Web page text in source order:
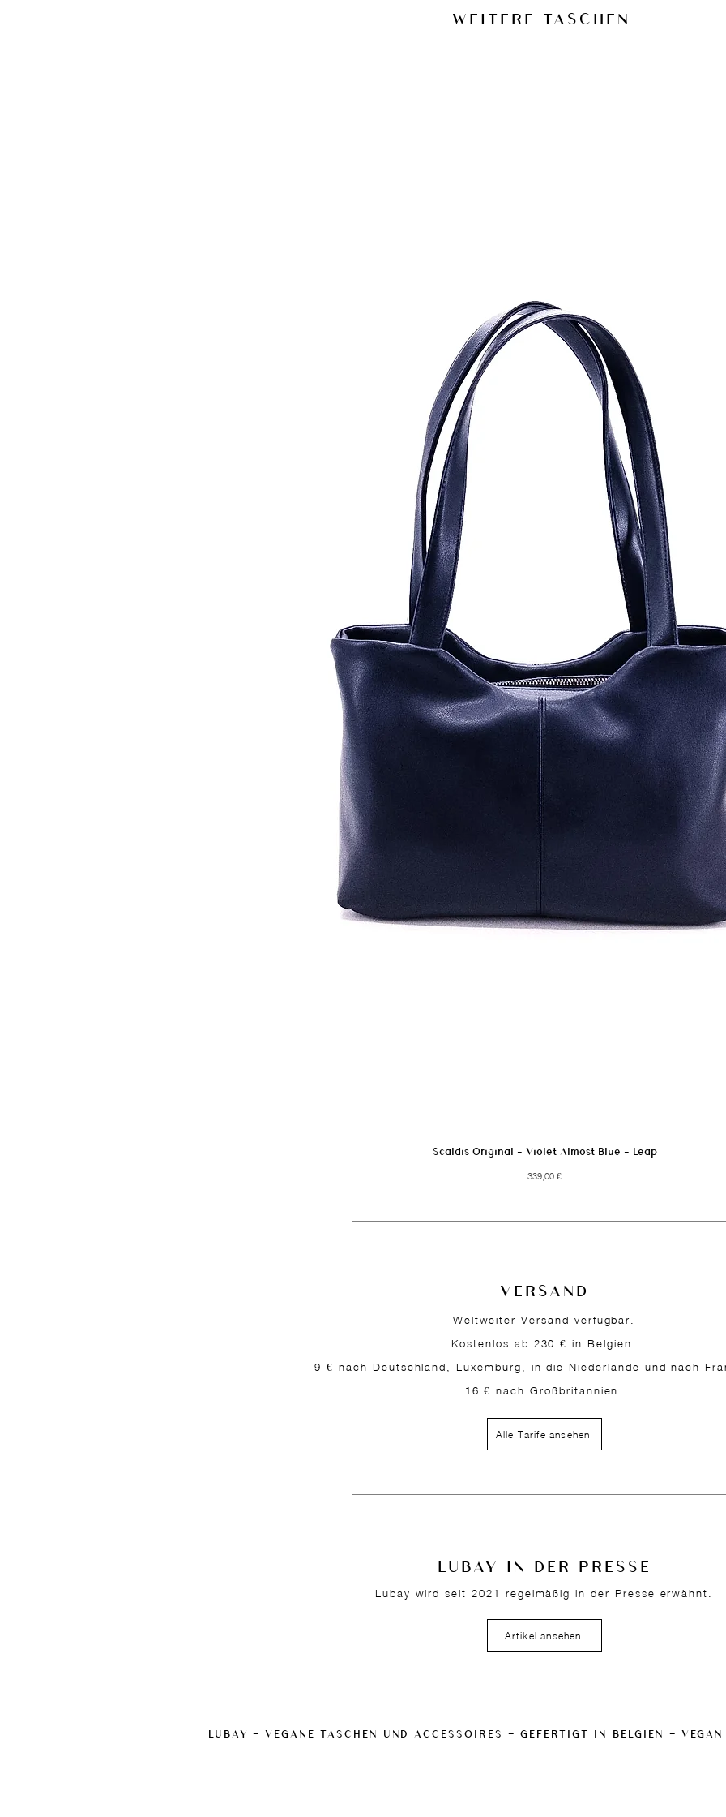
WEITERE TASCHEN
Schnellansicht
Scaldis Original - Violet Almost Blue - Leap
Preis
339,00 €
VERSAND
Weltweiter Versand verfügbar.
Kostenlos ab 230 € in Belgien.
9 € nach Deutschland, Luxemburg, in die Niederlande und nach
16 € nach Großbritannien.
Alle Tarife ansehen
LUBAY IN DER PRESSE
Lubay wird seit 2021 regelmäßig in der Presse erwähnt.
Artikel ansehen
LUBAY — VEGANE TASCHEN UND ACCESSOIRES — GEFERTIGT IN BELGIEN —